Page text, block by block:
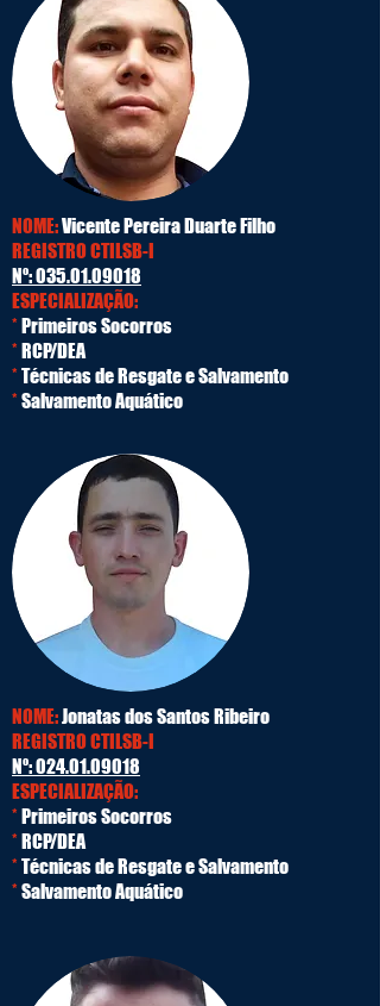
NOME:Vicente Pereira Duarte Filho
REGISTRO CTILSB-I
Nº:035.01.09018
ESPECIALIZAÇÃO:
* Primeiros Socorros
* RCP/DEA
* Técnicas de Resgate e Salvamento
* Salvamento Aquático
NOME:Jonatas dos Santos Ribeiro
REGISTRO CTILSB-I
Nº:024.01.09018
ESPECIALIZAÇÃO:
* Primeiros Socorros
* RCP/DEA
* Técnicas de Resgate e Salvamento
* Salvamento Aquático